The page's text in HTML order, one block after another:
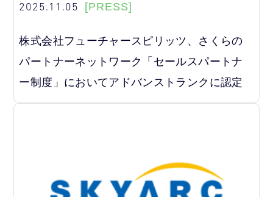
2025.11.05 [PRESS]
株式会社フューチャースピリッツ、さくらの
パートナーネットワーク「セールスパートナ
ー制度」においてアドバンストランクに認定